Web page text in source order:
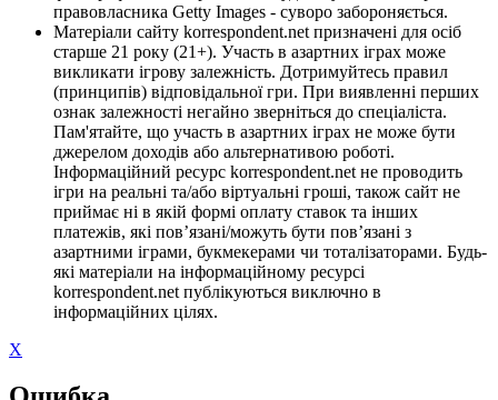
правовласника Getty Images - суворо забороняється.
Матеріали сайту korrespondent.net призначені для осіб
старше 21 року (21+). Участь в азартних іграх може
викликати ігрову залежність. Дотримуйтесь правил
(принципів) відповідальної гри. При виявленні перших
ознак залежності негайно зверніться до спеціаліста.
Пам'ятайте, що участь в азартних іграх не може бути
джерелом доходів або альтернативою роботі.
Інформаційний ресурс korrespondent.net не проводить
ігри на реальні та/або віртуальні гроші, також сайт не
приймає ні в якій формі оплату ставок та інших
платежів, які пов’язані/можуть бути пов’язані з
азартними іграми, букмекерами чи тоталізаторами. Будь-
які матеріали на інформаційному ресурсі
korrespondent.net публікуються виключно в
інформаційних цілях.
X